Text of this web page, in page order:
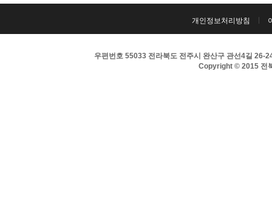
개인정보처리방침
우편번호 55033 전라북도 전주시 완산구 관선4길
Copyright © 2015 전